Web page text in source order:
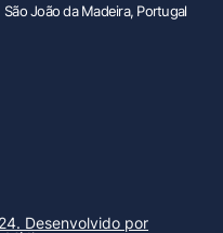
São João da Madeira, Portugal
Desenvolvido por
ter uma